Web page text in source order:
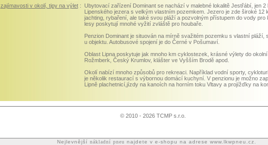
zajímavosti v okolí, tipy na výlet:
Ubytovací zařízení Dominant se nachází v malebné lokalitě Jestřábí, jen
Lipenského jezera s velkým vlastním pozemkem. Jezero je zde široké 12
jachting, rybaření, ale také svou pláží a pozvolným přístupem do vody pro
lesy poskytují mnohé vyžití zvláště pro houbaře.
Penzion Dominant je situován na mírně svažitém pozemku s vlastní
u objektu. Autobusové spojení je do Černé v Pošumaví.
Oblast Lipna poskytuje jak mnoho km cyklostezek, krásné výlety do
Rožmberk, Český Krumlov, klášter ve Vyšším Brodě apod.
Okolí nabízí mnoho způsobů pro rekreaci. Například vodní sporty,
je několik restaurací s výbornou domácí kuchyní. V penzionu je možno
Lipně plachetnicí,jízdy na kanoích na horním toku Vltavy a projížďky na
© 2010 - 2026 TCMP s.r.o.
Nejlevnější nákladní pneu najdete v e-shopu na adrese www.lkwpneu.cz.